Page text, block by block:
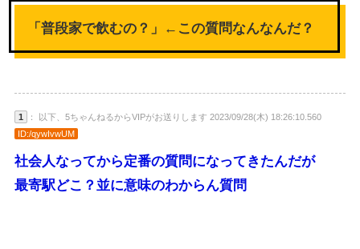
「普段家で飲むの？」←この質問なんなんだ？
1
： 以下、5ちゃんねるからVIPがお送りします 2023/09/28(木) 18:26:10.560
ID:/qywIvwUM
社会人なってから定番の質問になってきたんだが
最寄駅どこ？並に意味のわからん質問